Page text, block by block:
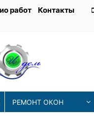
работ Контакты
РЕМОНТ ОКОН